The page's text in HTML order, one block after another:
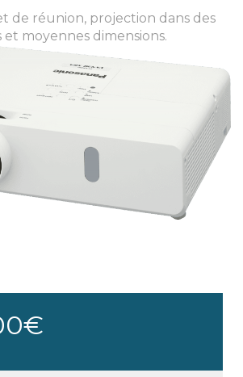
de réunion, projection dans des
moyennes dimensions.